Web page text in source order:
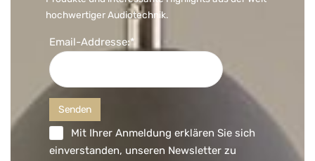
hochwertiger Audiotechnik.
Email-Addresse:*
Mit Ihrer Anmeldung erklären Sie sich
einverstanden, unseren Newsletter zu